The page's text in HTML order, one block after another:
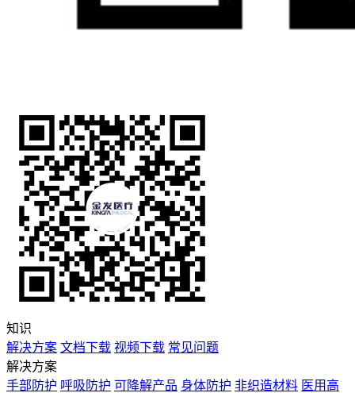
知识
解决方案 文档下载 视频下载 常见问题
解决方案
手部防护 呼吸防护 可降解产品 身体防护 非织造材料 医用高